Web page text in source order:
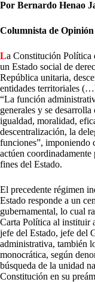
Por Bernardo Henao
Columnista de Opinión
La Constitución Política
un Estado social de
República unitaria,
entidades territoriales
“La función
generales y se
igualdad, moralidad,
descentralización, la
funciones”, imponiendo
actúen
fines del Estado.
El precedente régimen
Estado responde a un
gubernamental, lo cual
Carta Política al instituir
jefe del Estado, jefe del
administrativa, también
monocrática, según
búsqueda de la unidad
Constitución en su